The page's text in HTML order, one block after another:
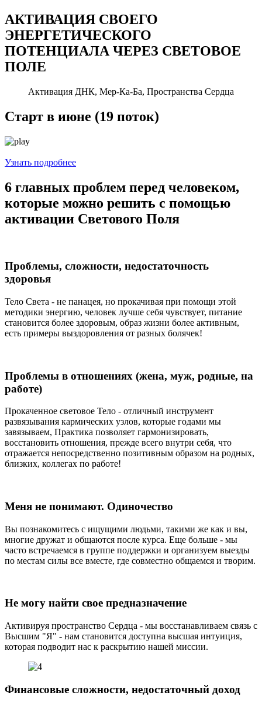
АКТИВАЦИЯ СВОЕГО
ЭНЕРГЕТИЧЕСКОГО
ПОТЕНЦИАЛА ЧЕРЕЗ СВЕТОВОЕ
ПОЛЕ
Активация ДНК, Мер-Ка-Ба, Пространства Сердца
Старт в июне (19 поток)
Узнать подробнее
6 главных проблем перед человеком,
которые можно решить с помощью
активации Светового Поля
Проблемы, сложности, недостаточность
здоровья
Тело Света - не панацея, но прокачивая при помощи этой
методики энергию, человек лучше себя чувствует, питание
становится более здоровым, образ жизни более активным,
есть примеры выздоровления от разных болячек!
Проблемы в отношениях (жена, муж, родные, на
работе)
Прокаченное световое Тело - отличный инструмент
развязывания кармических узлов, которые годами мы
завязываем, Практика позволяет гармонизировать,
восстановить отношения, прежде всего внутри себя, что
отражается непосредственно позитивным образом на родных,
близких, коллегах по работе!
Меня не понимают. Одиночество
Вы познакомитесь с ищущими людьми, такими же как и вы,
многие дружат и общаются после курса. Еще больше - мы
часто встречаемся в группе поддержки и организуем выезды
по местам силы все вместе, где совместно общаемся и творим.
Не могу найти свое предназначение
Активируя пространство Сердца - мы восстанавливаем связь с
Высшим "Я" - нам становится доступна высшая интуиция,
которая подводит нас к раскрытию нашей миссии.
Финансовые сложности, недостаточный доход